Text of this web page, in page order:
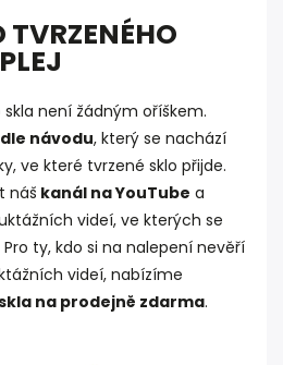
TVRZENÉHO
není žádným oříškem.
návodu, který se nachází
ve které tvrzené sklo přijde.
náš kanál na YouTube a
videí, ve kterých se
ty, kdo si na nalepení nevěří
videí, nabízíme
na prodejně zdarma.